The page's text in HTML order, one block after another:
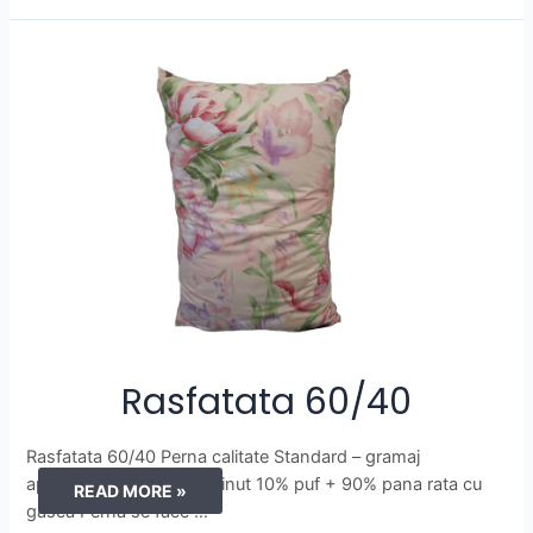
Rasfatata 60/40
Rasfatata 60/40 Perna calitate Standard – gramaj
aproximativ 700g – continut 10% puf + 90% pana rata cu
gasca Perna se face …
RASFATATA
60/40
READ MORE »